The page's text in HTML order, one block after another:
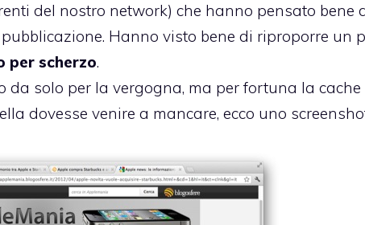
del nostro network) che hanno pensato bene
Hanno visto bene di riproporre un
per scherzo.
da solo per la vergogna, ma per fortuna la
dovesse venire a mancare, ecco uno